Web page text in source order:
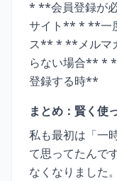
* **会員登録が
サイト** * **一
ス** * **メルマ
らない場合** *
登録する時**
まとめ：賢く使
私も最初は「一
て思ってたんで
なくなりました